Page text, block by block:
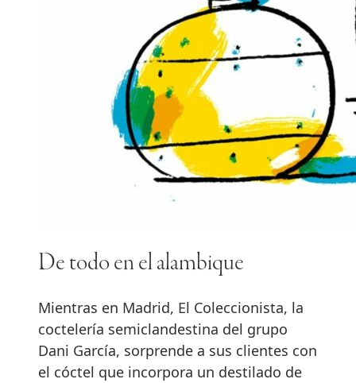
De todo en el alambique
Mientras en Madrid, El Coleccionista, la
coctelería semiclandestina del grupo
Dani García, sorprende a sus clientes con
el cóctel que incorpora un destilado de